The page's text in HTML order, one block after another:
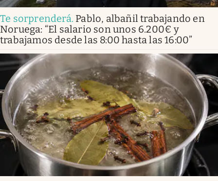
Te sorprenderá. Pablo, albañil trabajando en
Noruega: “El salario son unos 6.200€ y
trabajamos desde las 8:00 hasta las 16:00”